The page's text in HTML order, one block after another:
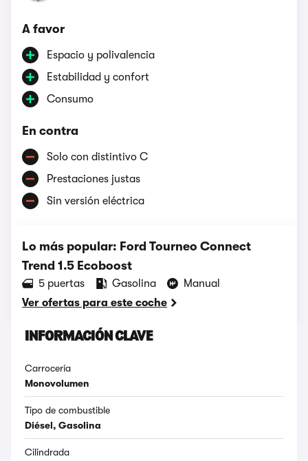
A favor
Espacio y polivalencia
Estabilidad y confort
Consumo
En contra
Solo con distintivo C
Prestaciones justas
Sin versión eléctrica
Lo más popular: Ford Tourneo Connect
Trend 1.5 Ecoboost
5 puertas Gasolina
Manual
Ver ofertas para este coche
INFORMACIÓN CLAVE
Carrocería
Monovolumen
Tipo de combustible
Diésel, Gasolina
Cilindrada